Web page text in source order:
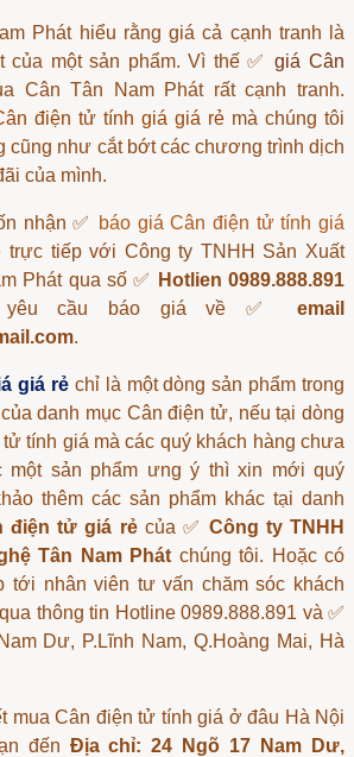
Pháthiểu rằng giá cả cạnh tranh là
của một sản phẩm. Vì thế ✅giá Cân
Cân Tân Nam Phát rất cạnh tranh.
điện tử tính giá giá rẻ mà chúng tôi
cũng như cắt bớt các chương trình dịch
của mình.
nhận ✅
báo giá Cân điện tử tính giá
trực tiếp với Công ty TNHH Sản Xuất
Phát qua số ✅
Hotlien 0989.888.891
yêu cầu báo giá về ✅ email
.
giá rẻ chỉ là một dòng sản phẩm trong
danh mục Cân điện tử, nếu tại dòng
tính giá mà các quý khách hàng chưa
một sản phẩm ưng ý thì xin mới quý
thêm các sản phẩm khác tại danh
điện tử giá rẻcủa ✅ Công ty TNHH
Tân Nam Phát chúng tôi. Hoặc có
tới nhân viên tư vấn chăm sóc khách
thông tin Hotline 0989.888.891 và ✅
Dư, P.Lĩnh Nam, Q.Hoàng Mai, Hà
mua Cân điện tử tính giá ở đâu Hà Nội
đến Địa chỉ: 24 Ngõ 17 Nam Dư,